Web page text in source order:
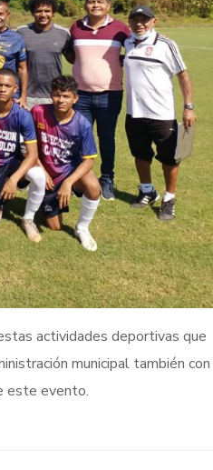
actividades deportivas que
municipal también
este evento.